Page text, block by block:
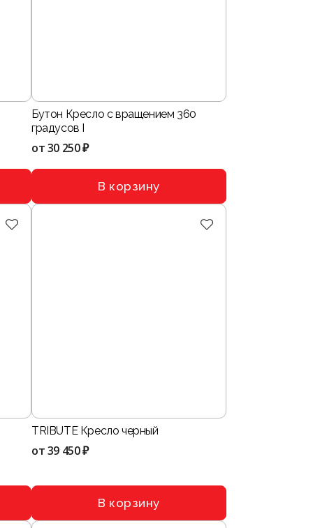
Бутон Кресло с вращением 360
градусов I
от30 250 ₽
В корзину
TRIBUTE Кресло черный
от39 450 ₽
В корзину